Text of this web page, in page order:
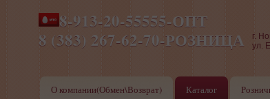
8-913-20-55555-ОПТ
8 (383) 267-62-70-РОЗНИЦА
ПН-ПТ 8-17,СБ-ВС 9-17
г.
ул.
О компании(Обмен\Возврат) Каталог